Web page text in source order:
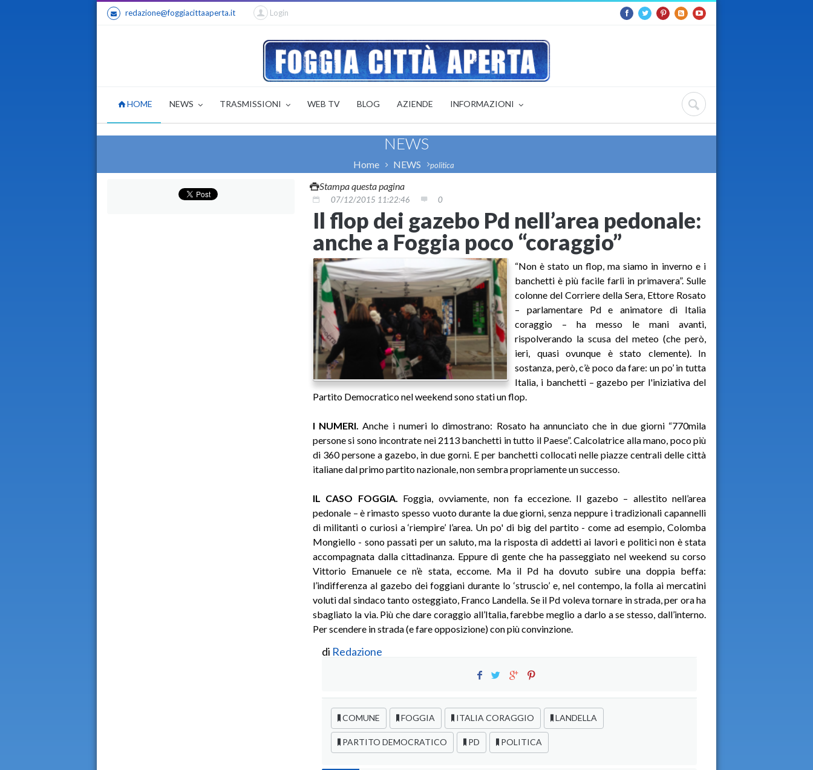
redazione@foggiacittaaperta.it Login
HOME NEWS TRASMISSIONI WEB TV BLOG AZIENDE INFORMAZIONI
NEWS
Home NEWS politica
Stampa questa pagina
07/12/2015 11:22:46 0
Il flop dei gazebo Pd nell’area pedonale:
anche a Foggia poco “coraggio”
“Non è stato un flop, ma siamo in inverno e i
banchetti è più facile farli in primavera”. Sulle
colonne del Corriere della Sera, Ettore Rosato
– parlamentare Pd e animatore di Italia
coraggio – ha messo le mani avanti,
rispolverando la scusa del meteo (che però,
ieri, quasi ovunque è stato clemente). In
sostanza, però, c’è poco da fare: un po’ in tutta
Italia, i banchetti – gazebo per l'iniziativa del
Partito Democratico nel weekend sono stati un flop.
I NUMERI. Anche i numeri lo dimostrano: Rosato ha annunciato che in due giorni “770mila
persone si sono incontrate nei 2113 banchetti in tutto il Paese”. Calcolatrice alla mano, poco più
di 360 persone a gazebo, in due gorni. E per banchetti collocati nelle piazze centrali delle città
italiane dal primo partito nazionale, non sembra propriamente un successo.
IL CASO FOGGIA. Foggia, ovviamente, non fa eccezione. Il gazebo – allestito nell’area
pedonale – è rimasto spesso vuoto durante la due giorni, senza neppure i tradizionali capannelli
di militanti o curiosi a ‘riempire’ l’area. Un po' di big del partito - come ad esempio, Colomba
Mongiello - sono passati per un saluto, ma la risposta di addetti ai lavori e politici non è stata
accompagnata dalla cittadinanza. Eppure di gente che ha passeggiato nel weekend su corso
Vittorio Emanuele ce n’è stata, eccome. Ma il Pd ha dovuto subire una doppia beffa:
l’indifferenza al gazebo dei foggiani durante lo ‘struscio’ e, nel contempo, la folla ai mercatini
voluti dal sindaco tanto osteggiato, Franco Landella. Se il Pd voleva tornare in strada, per ora ha
sbagliato la via. Più che dare coraggio all’Italia, farebbe meglio a darlo a se stesso, dall’interno.
Per scendere in strada (e fare opposizione) con più convinzione.
di Redazione
COMUNE FOGGIA ITALIA CORAGGIO LANDELLA
PARTITO DEMOCRATICO PD POLITICA